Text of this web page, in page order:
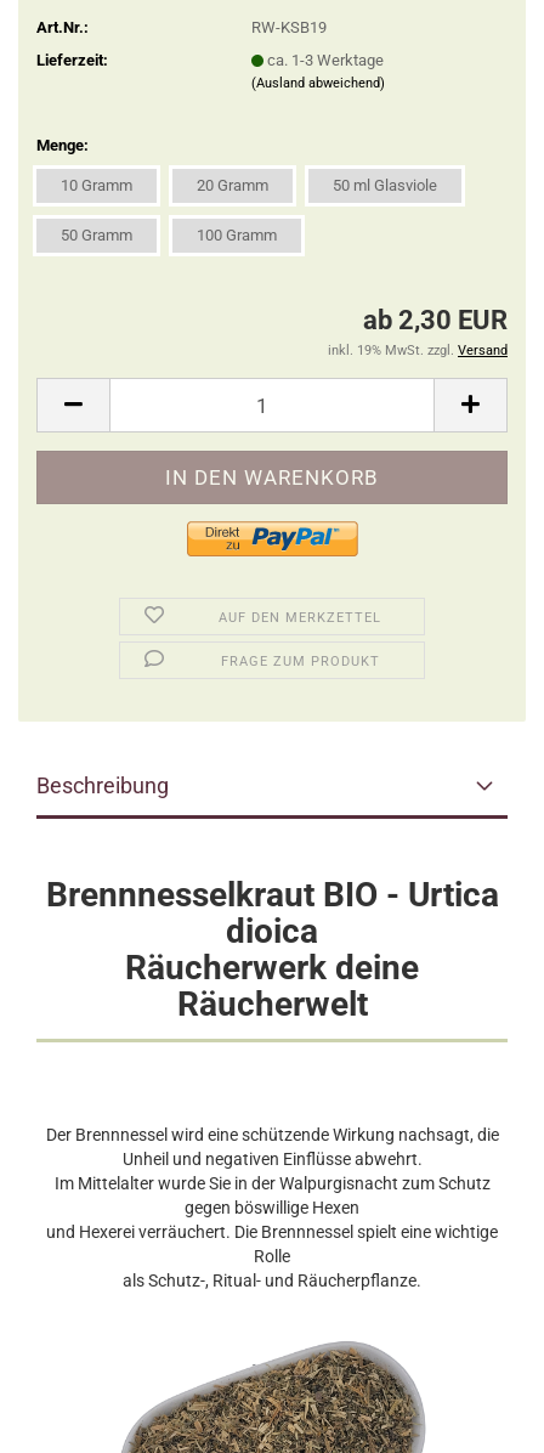
Art.Nr.:
RW-KSB19
Lieferzeit:
ca. 1-3 Werktage
(Ausland abweichend)
Menge:
10 Gramm 20 Gramm 50 ml Glasviole
50 Gramm 100 Gramm
ab 2,30 EUR
inkl. 19% MwSt. zzgl. Versand
AUF DEN MERKZETTEL
FRAGE ZUM PRODUKT
Beschreibung
Brennnesselkraut BIO - Urtica
dioica
Räucherwerk deine
Räucherwelt
Der Brennnessel wird eine schützende Wirkung nachsagt, die
Unheil und negativen Einflüsse abwehrt.
Im Mittelalter wurde Sie in der Walpurgisnacht zum Schutz
gegen böswillige Hexen
und Hexerei verräuchert. Die Brennnessel spielt eine wichtige
Rolle
als Schutz-, Ritual- und Räucherpflanze.